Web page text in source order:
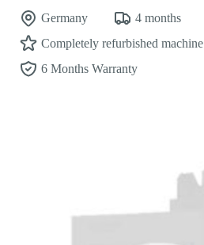
Germany
4 months
Completely refurbished machine
6 Months Warranty